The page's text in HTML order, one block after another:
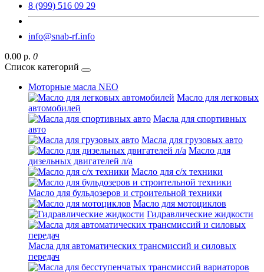
8 (999) 516 09 29
info@snab-rf.info
0.00 р. 0
Список категорий
Моторные масла NEO
Масло для легковых
автомобилей
Масла для спортивных
авто
Масла для грузовых авто
Масло для
дизельных двигателей л/а
Масло для с/х техники
Масло для бульдозеров и строительной техники
Масло для мотоциклов
Гидравлические жидкости
Масла для автоматических трансмиссий и силовых
передач